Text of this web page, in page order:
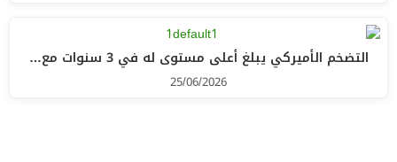
التضخم الأميركي يبلغ أعلى مستوى له في 3 سنوات مع…
25/06/2026